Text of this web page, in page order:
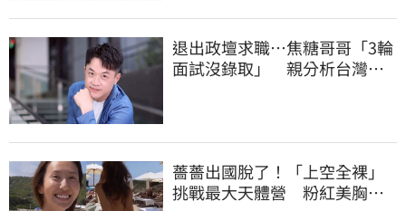
退出政壇求職…焦糖哥哥「3輪
面試沒錄取」 親分析台灣職
薔薔出國脫了！「上空全裸」
挑戰最大天體營 粉紅美胸被